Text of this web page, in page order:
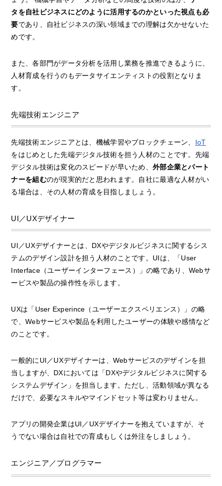
タを自社ビジネスにどのように活用するのかといった視点も必
要であり、自社ビジネスの深い領域までの理解は欠かせないた
めです。
また、各部門がデータ分析を活用し業務を推進できるように、
人材育成を行うのもデータサイエンティストの役割となりま
す。
先端技術エンジニア
先端技術エンジニアとは、機械学習やブロックチェーン、 IoT
をはじめとした先端デジタル技術を担う人材のことです。先端
デジタル技術は変化のスピードが早いため、外部企業とパート
ナーを組むのが現実的だと思われます。自社に最適な人材がい
る場合は、その人材の育成を目指しましょう。
UI／UXデザイナー
UI／UXデザイナーとは、DXやデジタルビジネスに関するシス
テムのデザイン設計を担う人材のことです。UIは、「User
Interface（ユーザーインターフェース）」の略であり、Webサ
ービスや製品の操作性を示します。
UXは「User Experince（ユーザーエクスペリエンス）」の略
で、Webサービスや製品を利用したユーザーの体験や感情など
のことです。
一般的にUI／UXデザイナーは、Webサービスのデザインを担
当しますが、DXにおいては「DXやデジタルビジネスに関する
システムデザイン」を担当します。ただし、活動領域が異なる
だけで、必要なスキルやマインドセット等は変わりません。
アプリの開発企業はUI／UXデザイナーを抱えていますが、そ
うでない場合は自社での育成もしくは外注をしましょう。
エンジニア／プログラマー